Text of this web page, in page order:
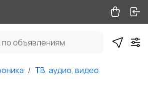
ТВ, аудио, видео